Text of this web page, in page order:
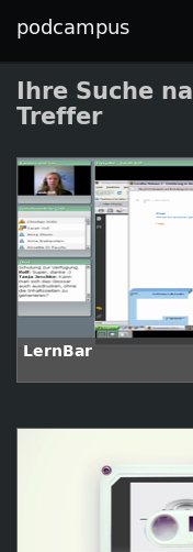
podcampus
Ihre Suche
Treffer
LernBar